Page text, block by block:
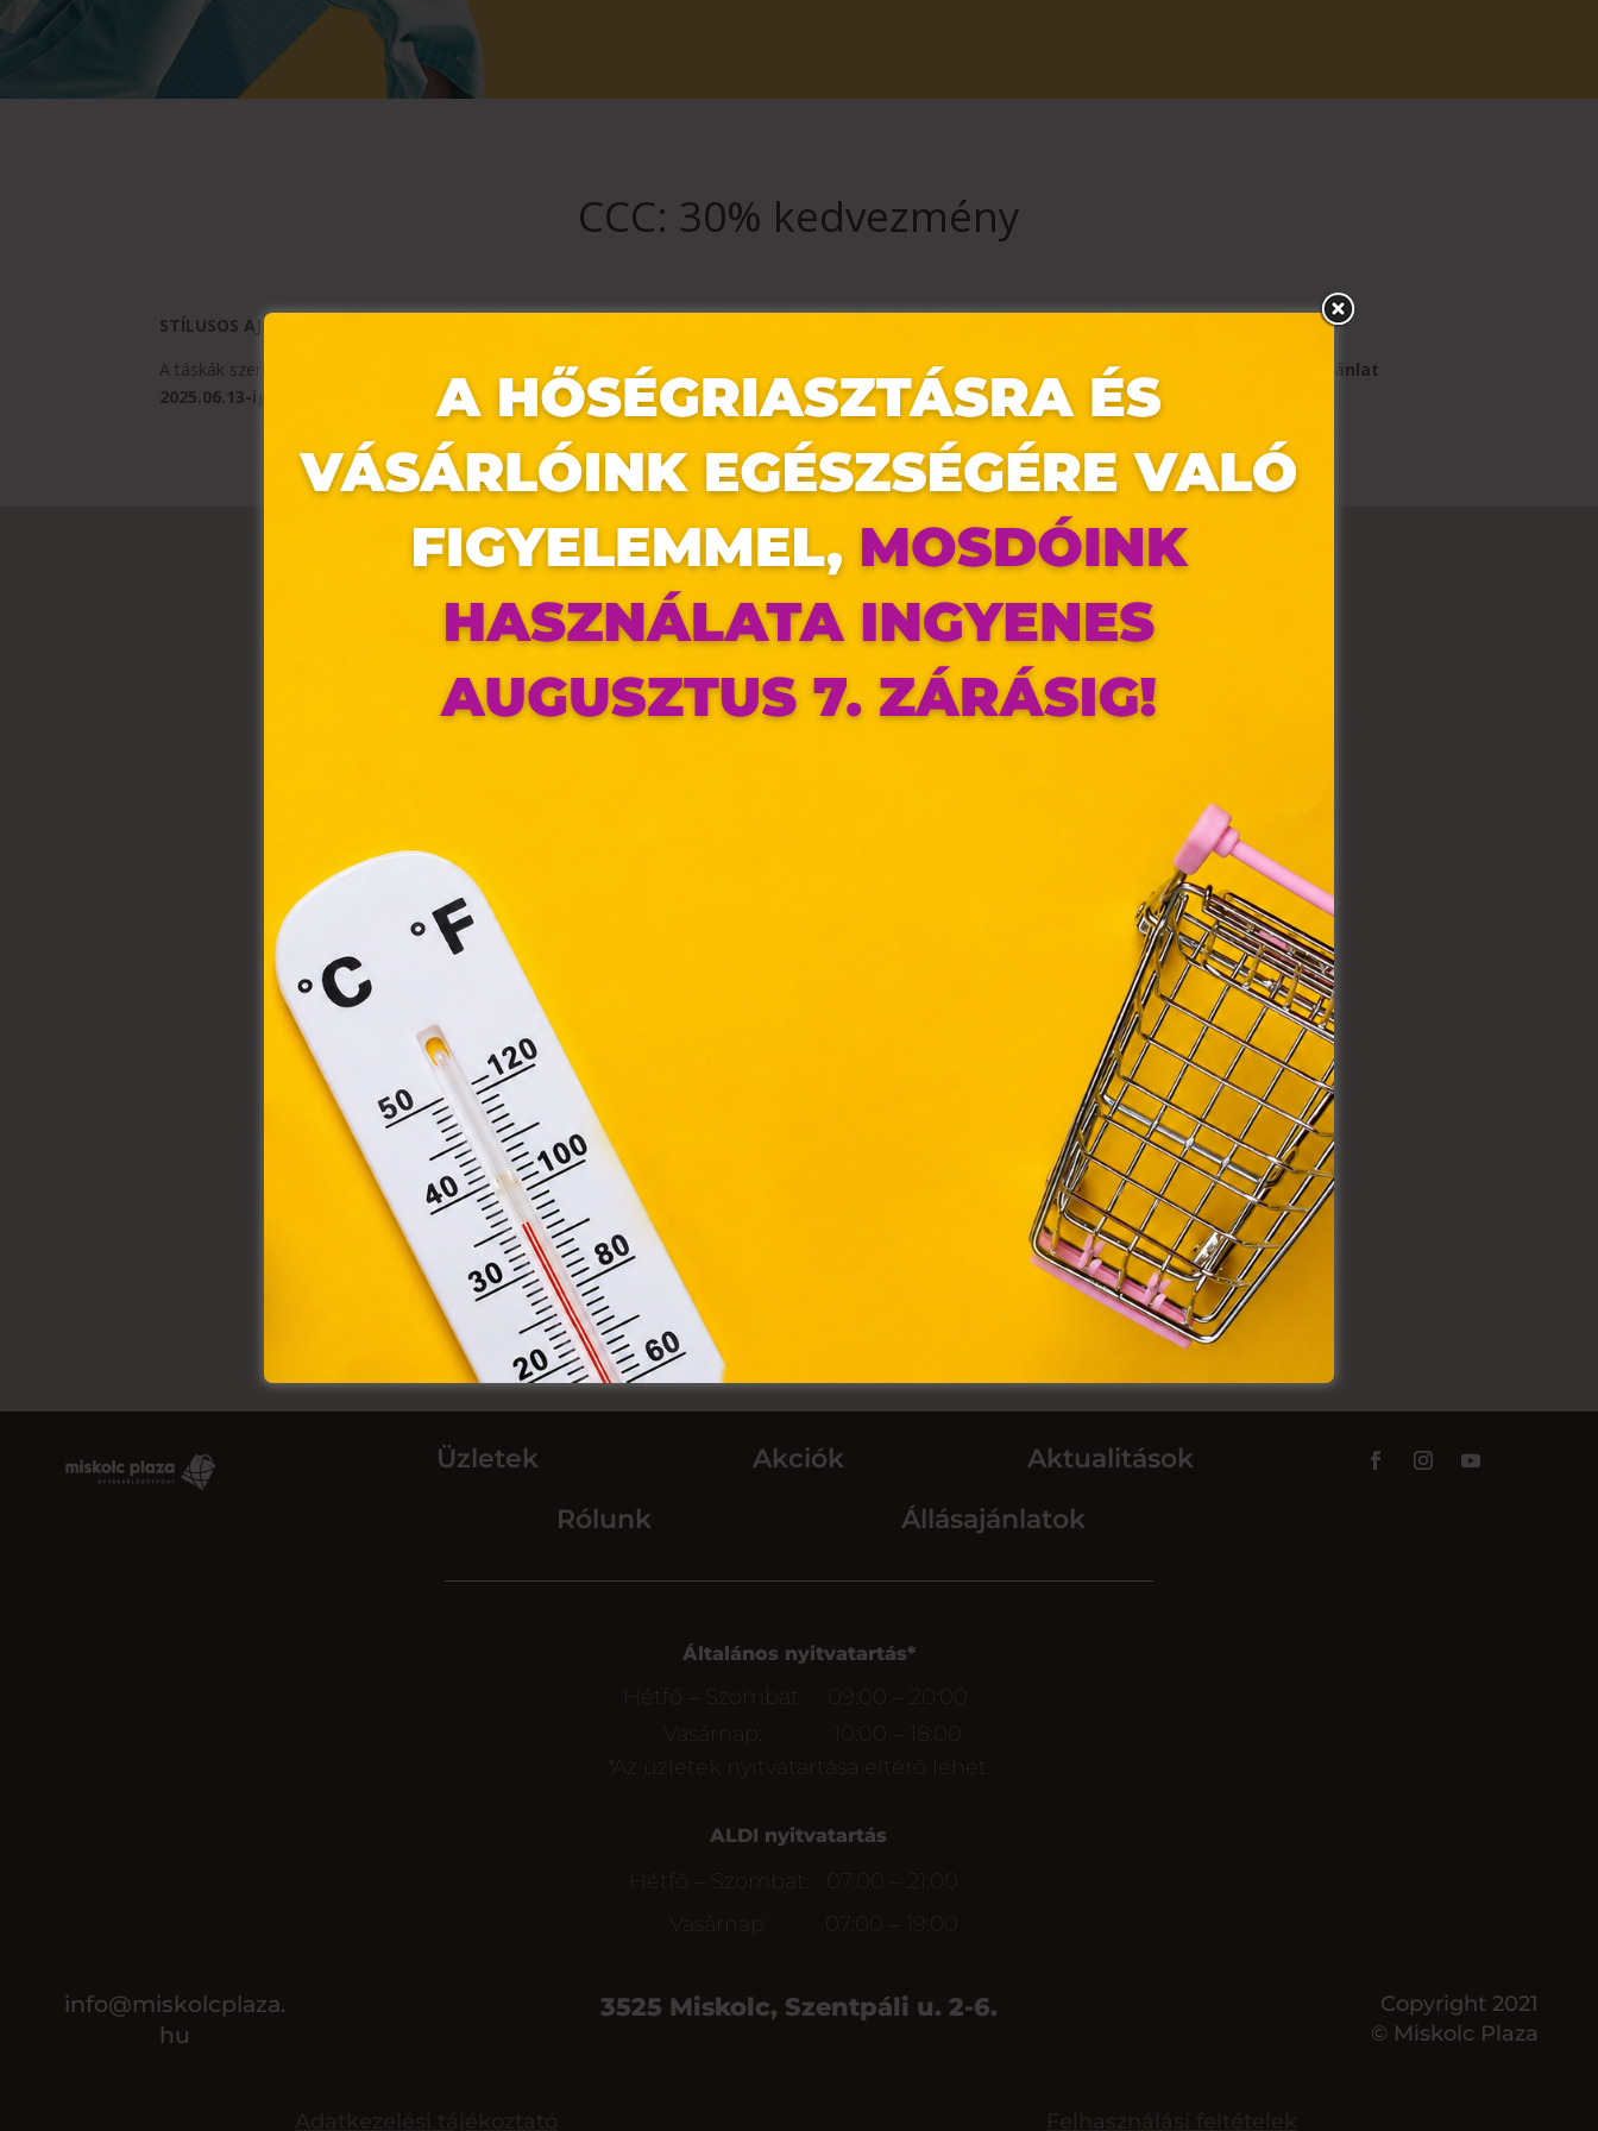
CCC: 30% kedvezmény
STÍLUSOS AJÁNLAT A CCC-BEN
A táskák szerelmese vagy? A CCC-ben jelenleg
30% kedvezményt kapsz minden táskára, hátizsákra és bőröndre min. 9999 Ft értékű vásárláskor!
Az ajánlat
2025.06.13-ig érvényes.
Üzletek Akciók
Aktualitások
Rólunk
Állásajánlatok
Általános nyitvatartás*
Hétfő – Szombat:
09:00 – 20:00
Vasárnap:
10:00 – 18:00
*Az üzletek nyitvatartása eltérő lehet.
ALDI nyitvatartás
Hétfő – Szombat:
07:00 – 21:00
Vasárnap:
07:00 – 19:00
info@miskolcplaza.
hu
3525 Miskolc, Szentpáli u. 2-6.
Copyright 2021
© Miskolc Plaza
Ez az oldal sütiket használ
Weboldalunkon „cookie"-kat (továbbiakban „süti") alkalmazunk. Ezek olyan
fájlok, melyek információt tárolnak webes böngészőjében. Ehhez az Ön
weblapoknak, melyek az Európai Unió országain belül működnek, a „sütik"
használatához, és ezeknek a felhasználó számítógépén vagy egyéb
eszközén történő tárolásához a felhasználók hozzájárulását kell kérniük.